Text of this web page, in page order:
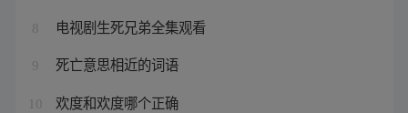
8 电视剧生死兄弟全集观看
9 死亡意思相近的词语
10 欢度和欢度哪个正确